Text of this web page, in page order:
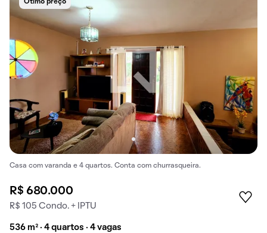
Ótimo preço
Casa com varanda e 4 quartos. Conta com churrasqueira.
R$ 680.000
R$ 105 Condo. + IPTU
536 m² · 4 quartos · 4 vagas